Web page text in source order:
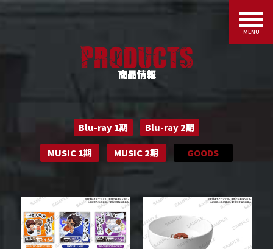
MENU
Blu-ray 1期
Blu-ray 2期
MUSIC 1期
MUSIC 2期 GOODS